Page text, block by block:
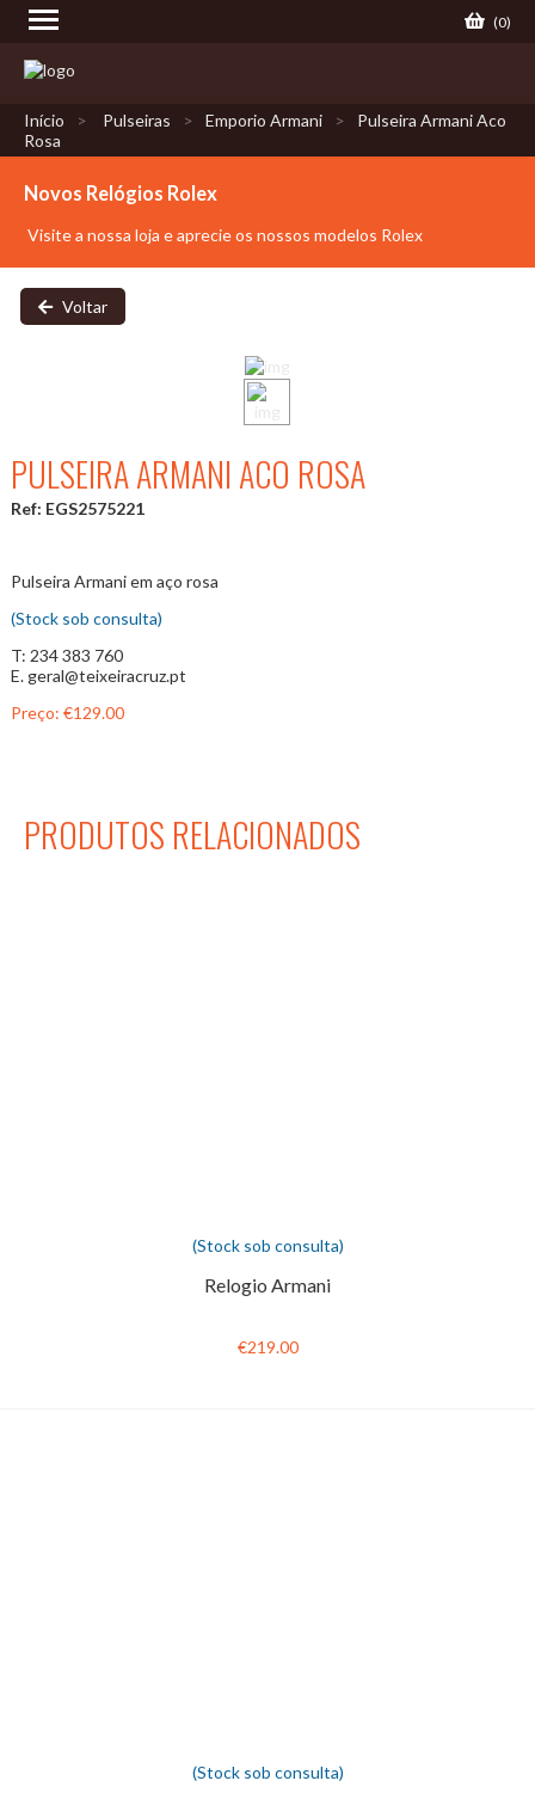
(0)
Início Pulseiras Emporio Armani
Pulseira Armani Aco
Rosa
Novos Relógios Rolex
Visite a nossa loja e aprecie os nossos modelos Rolex
Voltar
PULSEIRA ARMANI ACO ROSA
Ref: EGS2575221
Pulseira Armani em aço rosa
(Stock sob consulta)
T: 234 383 760
E. geral@teixeiracruz.pt
Preço: €129.00
PRODUTOS RELACIONADOS
(Stock sob consulta)
Relogio Armani
€219.00
(Stock sob consulta)